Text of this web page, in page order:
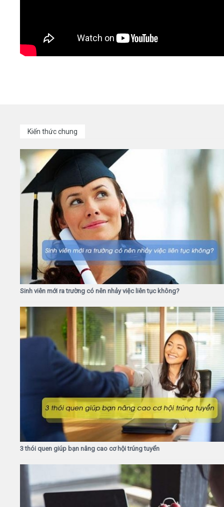
Kiến thức chung
Sinh viên mới ra trường có nên nhảy việc liên tục không?
3 thói quen giúp bạn nâng cao cơ hội trúng tuyển